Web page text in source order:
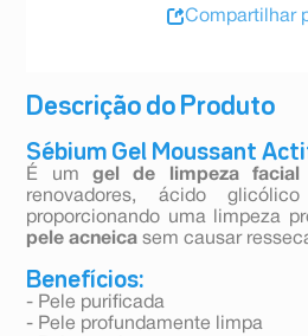
Descrição do Produto
Sébium Gel Moussant
É umgel de limpeza facial
renovadores, ácido
proporcionando uma limpeza
pele acneica sem causar
Benefícios:
- Pele purificada
- Pele profundamente limpa
Compartilhar